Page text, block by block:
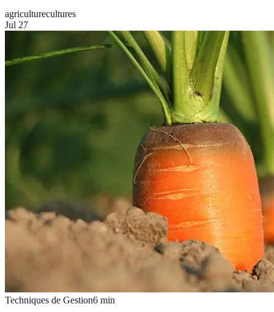
agriculturecultures
Jul 27
Techniques de Gestion6 min